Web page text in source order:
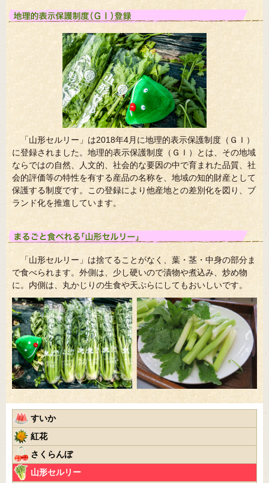
「山形セルリー」は2018年4月に地理的表示保護制度（ＧＩ）
に登録されました。地理的表示保護制度（ＧＩ）とは、その地域
ならではの自然、人文的、社会的な要因の中で育まれた品質、社
会的評価等の特性を有する産品の名称を、地域の知的財産として
保護する制度です。この登録により他産地との差別化を図り、ブ
ランド化を推進しています。
「山形セルリー」は捨てることがなく、葉・茎・中身の部分ま
で食べられます。外側は、少し硬いので漬物や煮込み、炒め物
に。内側は、丸かじりの生食や天ぷらにしてもおいしいです。
すいか
紅花
さくらんぼ
山形セルリー